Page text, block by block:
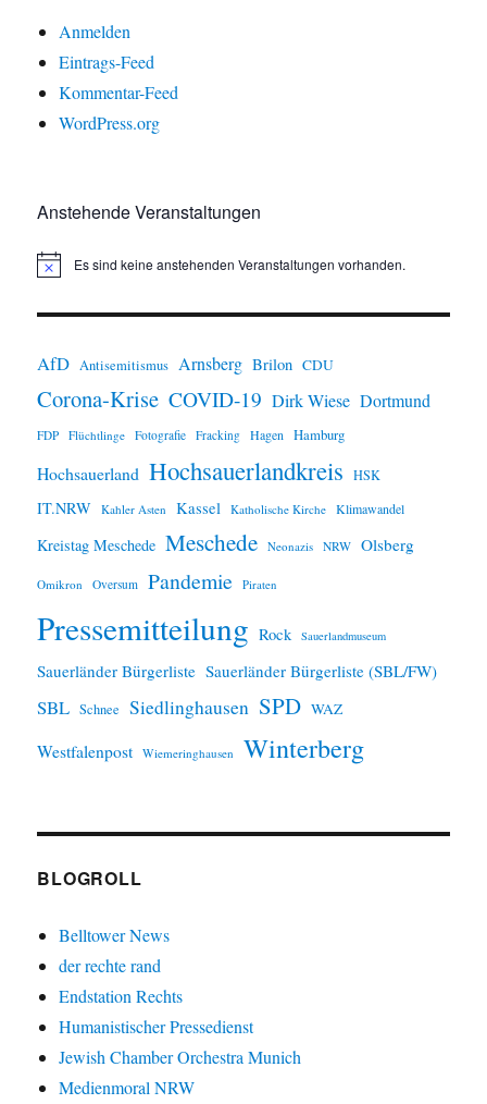
Anmelden
Eintrags-Feed
Kommentar-Feed
WordPress.org
Anstehende Veranstaltungen
H
w
s
Es sind keine anstehenden Veranstaltungen vorhanden.
AfD Antisemitismus Arnsberg Brilon CDU
Corona-Krise COVID-19 Dirk Wiese Dortmund
FDP Flüchtlinge Fotografie Fracking Hagen Hamburg
Hochsauerland Hochsauerlandkreis HSK
IT.NRW Kahler Asten Kassel Katholische Kirche Klimawandel
Kreistag Meschede Meschede Neonazis NRW Olsberg
Omikron Oversum Pandemie Piraten
Pressemitteilung Rock Sauerlandmuseum
Sauerländer Bürgerliste Sauerländer Bürgerliste (SBL/FW)
SBL Schnee Siedlinghausen SPD WAZ
Westfalenpost Wiemeringhausen Winterberg
BLOGROLL
Belltower News
der rechte rand
Endstation Rechts
Humanistischer Pressedienst
Jewish Chamber Orchestra Munich
Medienmoral NRW